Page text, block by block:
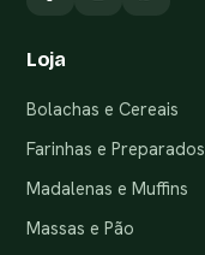
Loja
Bolachas e Cereais
Farinhas e Preparados
Madalenas e Muffins
Massas e Pão